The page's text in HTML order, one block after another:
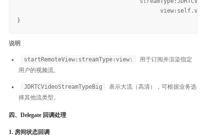
说明
startRemoteView:streamType:view:
用于订阅并渲染指定
用户的视频流。
JDRTCVideoStreamTypeBig
表示大流（高清），可根据业务选
择其他流类型。
四、Delegate 回调处理
1. 房间状态回调